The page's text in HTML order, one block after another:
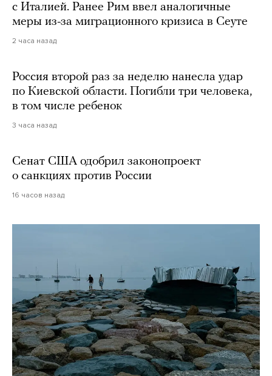
с Италией. Ранее Рим ввел аналогичные
меры из-за миграционного кризиса в Сеуте
2 часа назад
Россия второй раз за неделю нанесла удар
по Киевской области. Погибли три человека,
в том числе ребенок
3 часа назад
Сенат США одобрил законопроект
о санкциях против России
16 часов назад